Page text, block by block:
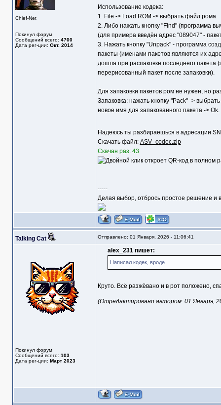
Chief-Net
Покинул форум
Сообщений всего: 4700
Дата рег-ции: Окт. 2014
Использование кодека:
1. File -> Load ROM -> выбрать файл рома.
2. Либо нажать кнопку "Find" (программа
(для примера введён адрес "089047" -
3. Нажать кнопку "Unpack" - программа
пакеты (именами пакетов являются их
дошла при распаковке последнего пакета
перерисованный пакет после запаковки).
Для запаковки пакетов ром не нужен, но
Запаковка: нажать кнопку "Pack" ->
новое имя для запакованного пакета -> Ok.
Надеюсь ты разбираешься в адресации
Скачать файл: ASV_codec.zip
Скачан раз: 43
-----
Делая выбор, отбрось простое решение и
Talking Cat Отправлено: 01 Января, 2026 - 11:06:41
Покинул форум
Сообщений всего: 103
Дата рег-ции: Март 2023
alex_231 пишет:
Написал кодек, вроде
Круто. Всё разжёвано и в рот положено,
(Отредактировано автором: 01 Января,